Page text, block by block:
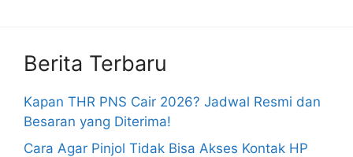
Berita Terbaru
Kapan THR PNS Cair 2026? Jadwal Resmi dan
Besaran yang Diterima!
Cara Agar Pinjol Tidak Bisa Akses Kontak HP